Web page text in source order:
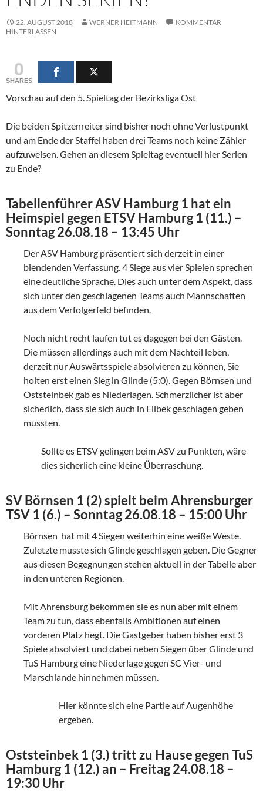
22. AUGUST 2018 WERNER HEITMANN
KOMMENTAR
HINTERLASSEN
0
SHARES
Vorschau auf den 5. Spieltag der Bezirksliga Ost
Die beiden Spitzenreiter sind bisher noch ohne Verlustpunkt
und am Ende der Staffel haben drei Teams noch keine Zähler
aufzuweisen. Gehen an diesem Spieltag eventuell hier Serien
zu Ende?
Tabellenführer ASV Hamburg 1 hat ein
Heimspiel gegen ETSV Hamburg 1 (11.) –
Sonntag 26.08.18 – 13:45 Uhr
Der ASV Hamburg präsentiert sich derzeit in einer
blendenden Verfassung. 4 Siege aus vier Spielen sprechen
eine deutliche Sprache. Dies auch unter dem Aspekt, dass
sich unter den geschlagenen Teams auch Mannschaften
aus dem Verfolgerfeld befinden.
Noch nicht recht laufen tut es dagegen bei den Gästen.
Die müssen allerdings auch mit dem Nachteil leben,
derzeit nur Auswärtsspiele absolvieren zu können, Sie
holten erst einen Sieg in Glinde (5:0). Gegen Börnsen und
Oststeinbek gab es Niederlagen. Schmerzlicher ist aber
sicherlich, dass sie sich auch in Eilbek geschlagen geben
mussten.
Sollte es ETSV gelingen beim ASV zu Punkten, wäre
dies sicherlich eine kleine Überraschung.
SV Börnsen 1 (2) spielt beim Ahrensburger
TSV 1 (6.) – Sonntag 26.08.18 – 15:00 Uhr
Börnsen hat mit 4 Siegen weiterhin eine weiße Weste.
Zuletzte musste sich Glinde geschlagen geben. Die Gegner
aus diesen Begegnungen stehen aktuell in der Tabelle aber
in den unteren Regionen.
Mit Ahrensburg bekommen sie es nun aber mit einem
Team zu tun, dass ebenfalls Ambitionen auf einen
vorderen Platz hegt. Die Gastgeber haben bisher erst 3
Spiele absolviert und dabei neben Siegen über Glinde und
TuS Hamburg eine Niederlage gegen SC Vier- und
Marschlande hinnehmen müssen.
Hier könnte sich eine Partie auf Augenhöhe
ergeben.
Oststeinbek 1 (3.) tritt zu Hause gegen TuS
Hamburg 1 (12.) an – Freitag 24.08.18 –
19:30 Uhr